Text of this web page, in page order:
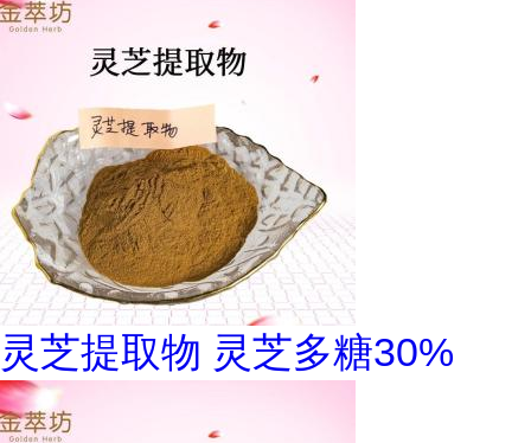
灵芝提取物 灵芝多糖30%